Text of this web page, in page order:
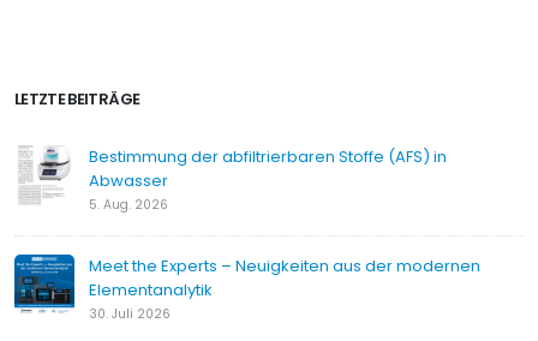
LETZTE BEITRÄGE
Bestimmung der abfiltrierbaren Stoffe (AFS) in
Abwasser
5. Aug. 2026
Meet the Experts – Neuigkeiten aus der modernen
Elementanalytik
30. Juli 2026